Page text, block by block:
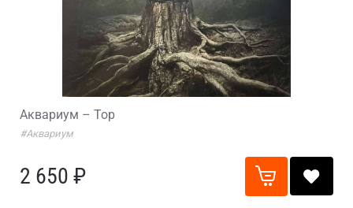
Аквариум – Тор
#Аквариум
2 650 ₽